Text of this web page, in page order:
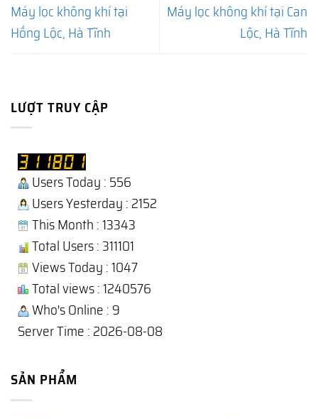
Máy lọc không khí tại
Hồng Lộc, Hà Tĩnh
Máy lọc không khí tại Can
Lộc, Hà Tĩnh
LƯỢT TRUY CẬP
Users Today : 556
Users Yesterday : 2152
This Month : 13343
Total Users : 311101
Views Today : 1047
Total views : 1240576
Who's Online : 9
Server Time : 2026-08-08
SẢN PHẨM